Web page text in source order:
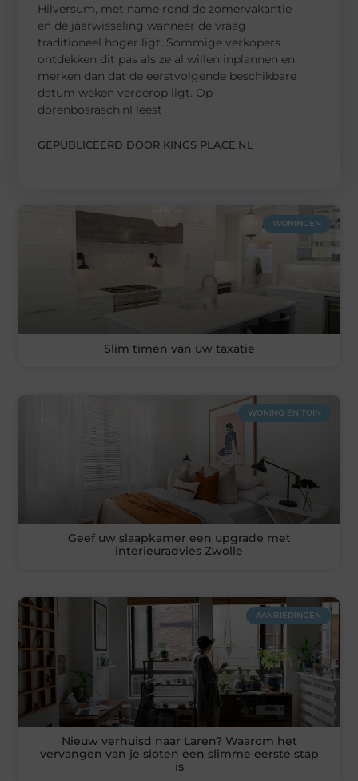
Hilversum, met name rond de zomervakantie
en de jaarwisseling wanneer de vraag
traditioneel hoger ligt. Sommige verkopers
ontdekken dit pas als ze al willen inplannen en
merken dan dat de eerstvolgende beschikbare
datum weken verderop ligt. Op
dorenbosrasch.nl leest
GEPUBLICEERD DOOR KINGS PLACE.NL
WONINGEN
Slim timen van uw taxatie
WONING EN TUIN
Geef uw slaapkamer een upgrade met
interieuradvies Zwolle
AANBIEDINGEN
Nieuw verhuisd naar Laren? Waarom het
vervangen van je sloten een slimme eerste stap
is